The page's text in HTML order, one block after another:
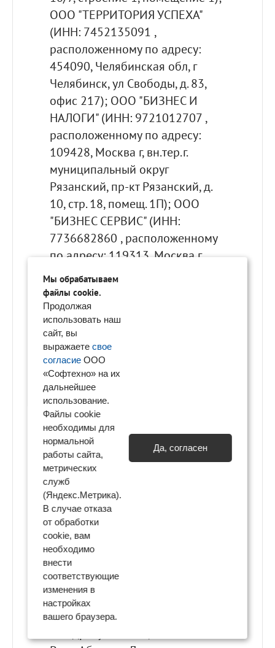
Мы обрабатываем
файлы cookie.
Продолжая
использовать наш
сайт, вы
выражаете свое
согласиеООО
«Софтехно» на их
дальнейшее
использование.
Файлы cookie
необходимы для
нормальной
работы сайта,
метрических
служб
(Яндекс.Метрика).
В случае отказа
от обработки
cookie, вам
необходимо
внести
соответствующие
изменения в
настройках
вашего браузера.
Да, согласен